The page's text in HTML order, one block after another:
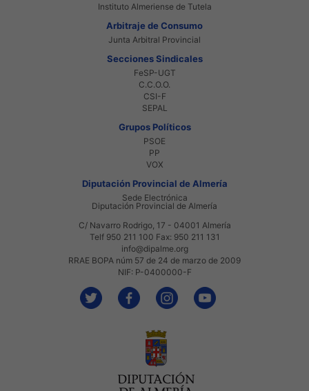
Instituto Almeriense de Tutela
Arbitraje de Consumo
Junta Arbitral Provincial
Secciones Sindicales
FeSP-UGT
C.C.O.O.
CSI-F
SEPAL
Grupos Políticos
PSOE
PP
VOX
Diputación Provincial de Almería
Sede Electrónica
Diputación Provincial de Almería
C/ Navarro Rodrigo, 17 - 04001 Almería
Telf 950 211 100 Fax: 950 211 131
info@dipalme.org
RRAE BOPA núm 57 de 24 de marzo de 2009
NIF: P-0400000-F